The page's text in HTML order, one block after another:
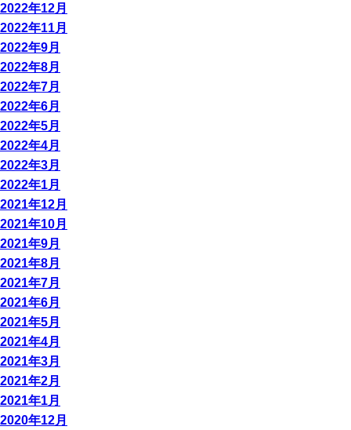
2022年12月
2022年11月
2022年9月
2022年8月
2022年7月
2022年6月
2022年5月
2022年4月
2022年3月
2022年1月
2021年12月
2021年10月
2021年9月
2021年8月
2021年7月
2021年6月
2021年5月
2021年4月
2021年3月
2021年2月
2021年1月
2020年12月